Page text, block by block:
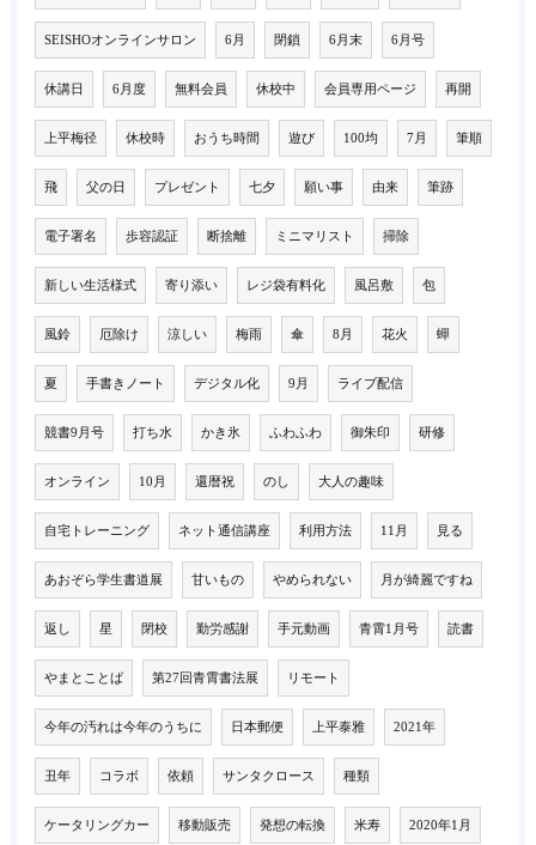
SEISHOオンラインサロン 6月 閉鎖 6月末 6月号
休講日 6月度 無料会員 休校中 会員専用ページ 再開
上平梅径 休校時 おうち時間 遊び 100均 7月 筆順
飛 父の日 プレゼント 七夕 願い事 由来 筆跡
電子署名 歩容認証 断捨離 ミニマリスト 掃除
新しい生活様式 寄り添い レジ袋有料化 風呂敷 包
風鈴 厄除け 涼しい 梅雨 傘 8月 花火 蟬
夏 手書きノート デジタル化 9月 ライブ配信
競書9月号 打ち水 かき氷 ふわふわ 御朱印 研修
オンライン 10月 還暦祝 のし 大人の趣味
自宅トレーニング ネット通信講座 利用方法 11月 見る
あおぞら学生書道展 甘いもの やめられない 月が綺麗ですね
返し 星 閉校 勤労感謝 手元動画 青霄1月号 読書
やまとことば 第27回青霄書法展 リモート
今年の汚れは今年のうちに 日本郵便 上平泰雅 2021年
丑年 コラボ 依頼 サンタクロース 種類
ケータリングカー 移動販売 発想の転換 米寿 2020年1月